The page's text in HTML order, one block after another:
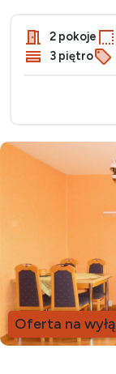
2 pokoje
3 piętro
Oferta na